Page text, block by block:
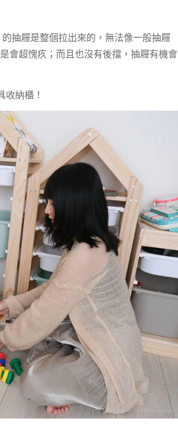
抽屜是整個拉出來的，無法像一般抽屜
會超愧疚；而且也沒有後擋，抽屜有機會
納櫃！